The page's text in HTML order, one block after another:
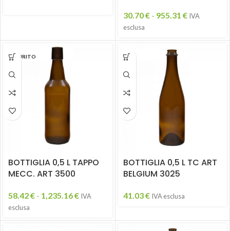
30.70€ - 955.31 € IVA
esclusa
ESAURITO
BOTTIGLIA 0,5 L TAPPO
MECC. ART 3500
58.42€ - 1,235.16€ IVA
esclusa
BOTTIGLIA 0,5 L TC ART
BELGIUM 3025
41.03€ IVA esclusa